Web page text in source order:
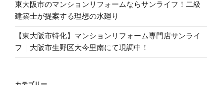
東大阪市のマンションリフォームならサンライフ！二級
建築士が提案する理想の水廻り
【東大阪市特化】マンションリフォーム専門店サンライ
フ｜大阪市生野区大今里南にて現調中！